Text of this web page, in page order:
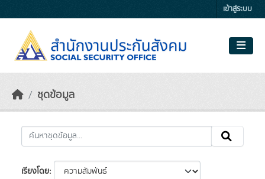
เข้าสู่ระบบ
ชุดข้อมูล
เรียงโดย